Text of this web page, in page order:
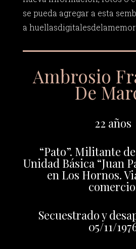
se pueda agregar a esta
a
Ambrosio
De
22 años
“Pato”. Militante de
Unidad Básica “Juan
en Los Hornos.
Secuestrado y
05/11/